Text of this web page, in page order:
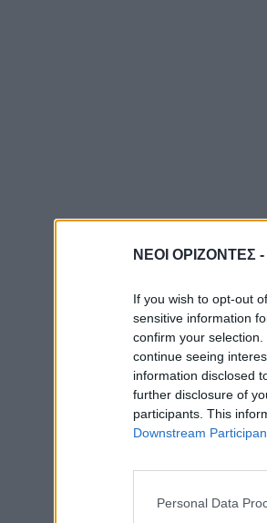
ΝΕΟΙ ΟΡΙΖΟΝΤΕΣ -
If you wish to opt-out
sensitive information
confirm your
continue seeing
information disclosed
further disclosure of
participants. This
Downstream
Personal Data